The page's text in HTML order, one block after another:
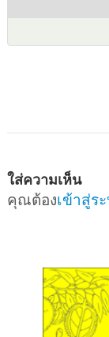
ใส่ความเห็น
คุณต้องเข้าสู่ร